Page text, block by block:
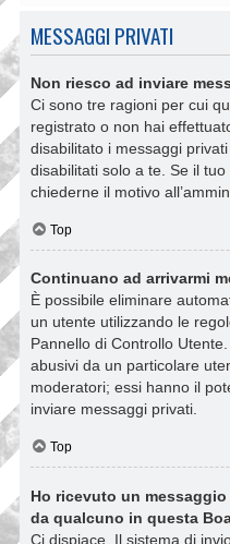
MESSAGGI PRIVATI
Non riesco ad inviare
Ci sono tre ragioni per cui
registrato o non hai
disabilitato i messaggi
disabilitati solo a te. Se il tuo
chiederne il motivo
Top
Continuano ad arrivarmi
È possibile eliminare
un utente utilizzando le
Pannello di Controllo
abusivi da un particolare
moderatori; essi hanno il
inviare messaggi privati​​.
Top
Ho ricevuto un
da qualcuno in questa
Ci dispiace. Il sistema di